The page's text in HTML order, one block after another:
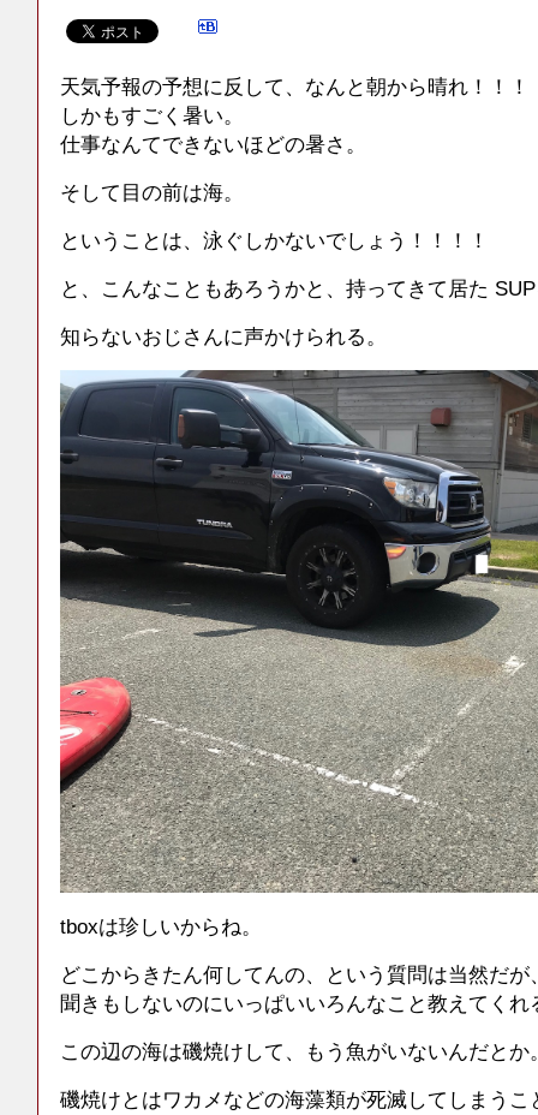
天気予報の予想に反して、なんと朝から晴れ！！！
しかもすごく暑い。
仕事なんてできないほどの暑さ。
そして目の前は海。
ということは、泳ぐしかないでしょう！！！！
と、こんなこともあろうかと、持ってきて居た
知らないおじさんに声かけられる。
tboxは珍しいからね。
どこからきたん何してんの、という質問は当然だが
聞きもしないのにいっぱいいろんなこと教えてくれ
この辺の海は磯焼けして、もう魚がいないんだとか
磯焼けとはワカメなどの海藻類が死滅してしまうこ